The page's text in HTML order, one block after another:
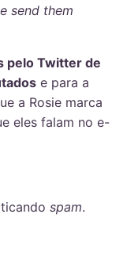
send them
pelo Twitter de
e para a
a Rosie marca
eles falam no e-
spam.